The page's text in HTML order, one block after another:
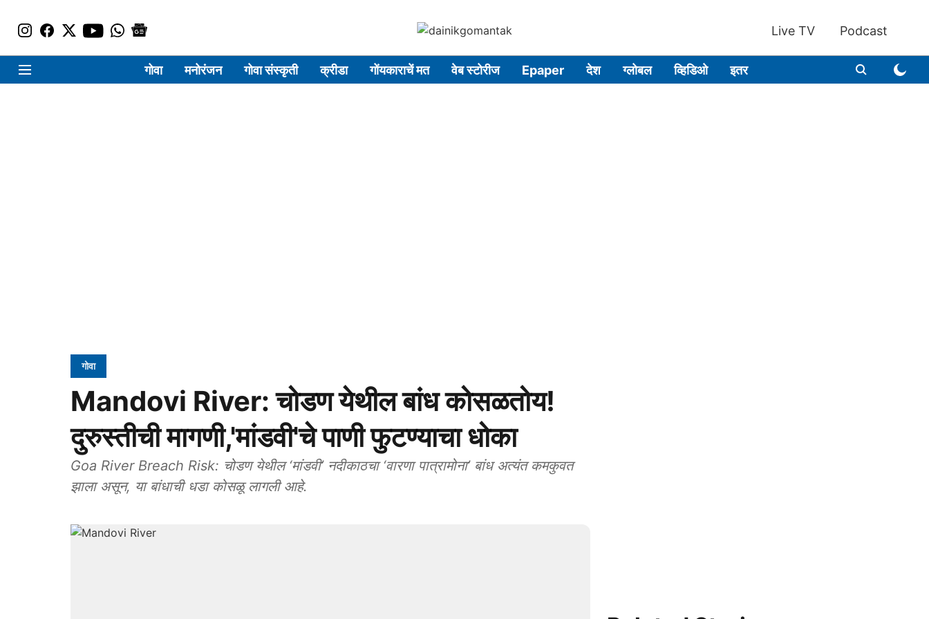
Live TV Podcast
गोवा मनोरंजन गोवा संस्कृती क्रीडा गोंयकाराचें मत वेब स्टोरीज Epaper देश ग्लोबल व्हिडिओ इतर
गोवा
Mandovi River: चोडण येथील बांध कोसळतोय!
दुरुस्तीची मागणी,'मांडवी'चे पाणी फुटण्याचा धोका
Goa River Breach Risk: चोडण येथील ‘मांडवी’ नदीकाठचा ‘वारणा पात्रामोना’ बांध अत्यंत कमकुवत
झाला असून, या बांधाची धडा कोसळू लागली आहे.